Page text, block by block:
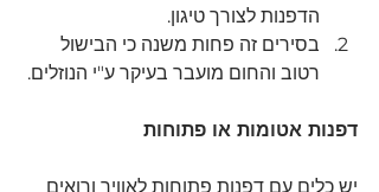
הדפנות לצורך טיגון.
בסירים זה פחות משנה כי הבישול
רטוב והחום מועבר בעיקר ע"י הנוזלים.
דפנות אטומות או פתוחות
יש כלים עם דפנות פתוחות לאוויר ורואים